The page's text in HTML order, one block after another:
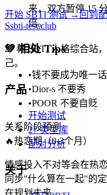
来，双方暂停 15
倍。
💚相处 Tips
•钱不要成为唯一
•Dior-s 不要秀
•POOR 不要自贬
关系阶段预测
🔥热恋期（0-3个月）
情感投入不对等会在热
同步"什么算在一起"的
在规划未来。
开始 SBTI 测试 →回到
Ssbti-test.club
27 种 SBTI 人格综合站
己。
产品
开始测试
27 类型库
配对分析
关于